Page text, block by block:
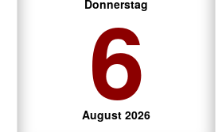
Donnerstag
6
August 2026